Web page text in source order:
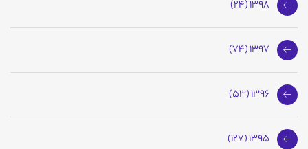
1398 (24)
1397 (74)
1396 (53)
1395 (127)